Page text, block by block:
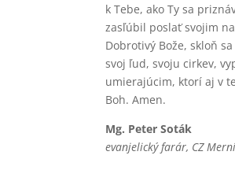
k Tebe, ako Ty sa
zasľúbil poslať svojim
Dobrotivý Bože, skloň
svoj ľud, svoju cirkev,
umierajúcim, ktorí aj v
Boh. Amen.
Mg. Peter Soták
evanjelický farár, CZ